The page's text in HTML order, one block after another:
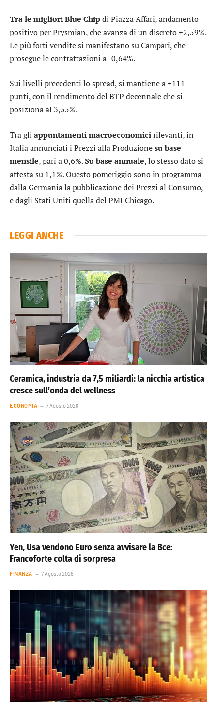
Tra le migliori Blue Chipdi Piazza Affari, andamento
positivo perPrysmian, che avanza di un discreto +2,59%.
Le più forti vendite si manifestano suCampari, che
prosegue le contrattazioni a -0,64%.
Sui livelli precedenti lospread, si mantiene a +111
punti, con il rendimento del BTP decennale che si
posiziona al 3,55%.
Tra gli appuntamenti macroeconomicirilevanti, in
Italia annunciati i Prezzi alla Produzionesu base
mensile, pari a 0,6%.Su base annuale, lo stesso dato si
attesta su 1,1%. Questo pomeriggio sono in programma
dalla Germania la pubblicazione dei Prezzi al Consumo,
e dagli Stati Uniti quella del PMI Chicago.
LEGGI ANCHE
Ceramica, industria da 7,5 miliardi: la nicchia artistica
cresce sull’onda del wellness
ECONOMIA 7 Agosto 2026
Yen, Usa vendono Euro senza avvisare la Bce:
Francoforte colta di sorpresa
FINANZA 7 Agosto 2026